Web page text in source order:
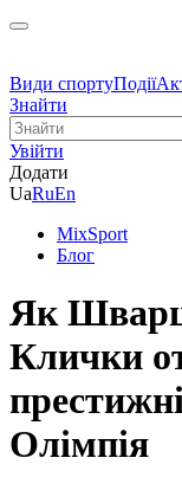
Види спортуПодії
Знайти
Увійти
Додати
UaRuEn
MixSport
Блог
Як
Клички
Олімпія